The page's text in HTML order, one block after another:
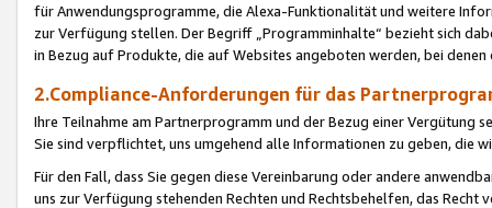
für Anwendungsprogramme, die Alexa-Funktionalität und weitere
zur Verfügung stellen. Der Begriff „Programminhalte“ bezieht sich
in Bezug auf Produkte, die auf Websites angeboten werden, bei
2.Compliance-Anforderungen für das
Ihre Teilnahme am Partnerprogramm und der Bezug einer Vergütung
Sie sind verpflichtet, uns umgehend alle Informationen zu geben, die
Für den Fall, dass Sie gegen diese Vereinbarung oder andere
uns zur Verfügung stehenden Rechten und Rechtsbehelfen, das